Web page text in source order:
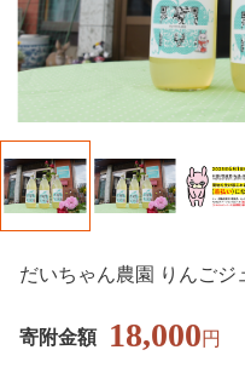
だいちゃん農園 りんごジ
寄附金額 18,000円